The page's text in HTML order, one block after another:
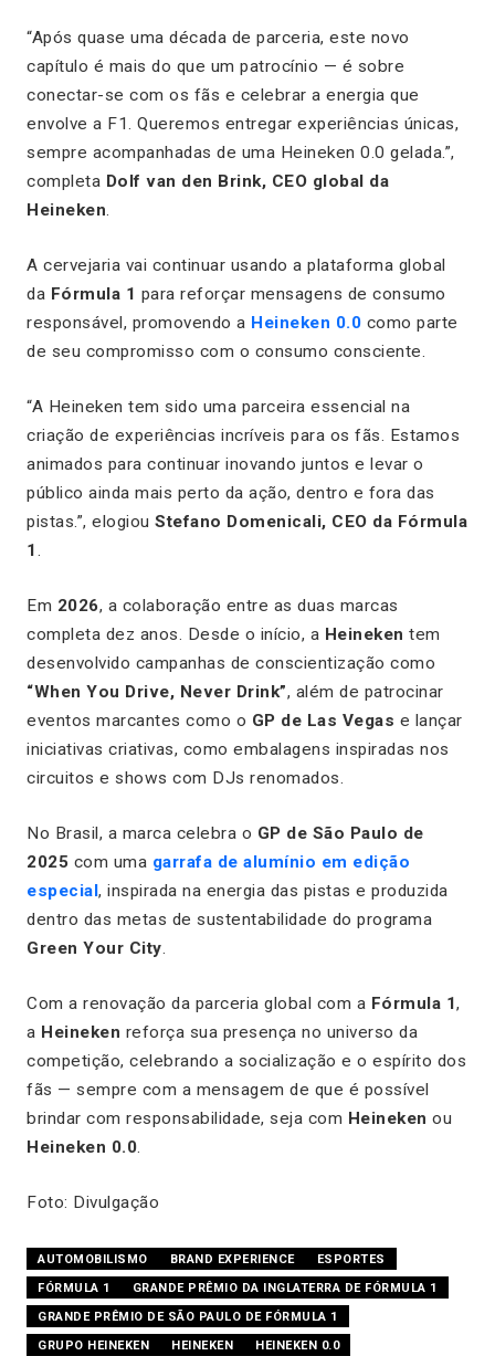
“Após quase uma década de parceria, este novo
capítulo é mais do que um patrocínio — é sobre
conectar-se com os fãs e celebrar a energia que
envolve a F1. Queremos entregar experiências únicas,
sempre acompanhadas de uma Heineken 0.0 gelada.”,
completa Dolf van den Brink, CEO global da
Heineken.
A cervejaria vai continuar usando a plataforma global
da Fórmula 1 para reforçar mensagens de consumo
responsável, promovendo a Heineken 0.0 como parte
de seu compromisso com o consumo consciente.
“A Heineken tem sido uma parceira essencial na
criação de experiências incríveis para os fãs. Estamos
animados para continuar inovando juntos e levar o
público ainda mais perto da ação, dentro e fora das
pistas.”, elogiou Stefano Domenicali, CEO da Fórmula
1.
Em 2026, a colaboração entre as duas marcas
completa dez anos. Desde o início, a Heineken tem
desenvolvido campanhas de conscientização como
“When You Drive, Never Drink”, além de patrocinar
eventos marcantes como o GP de Las Vegas e lançar
iniciativas criativas, como embalagens inspiradas nos
circuitos e shows com DJs renomados.
No Brasil, a marca celebra o GP de São Paulo de
2025 com uma garrafa de alumínio em edição
especial, inspirada na energia das pistas e produzida
dentro das metas de sustentabilidade do programa
Green Your City.
Com a renovação da parceria global com a Fórmula 1,
a Heineken reforça sua presença no universo da
competição, celebrando a socialização e o espírito dos
fãs — sempre com a mensagem de que é possível
brindar com responsabilidade, seja com Heineken ou
Heineken 0.0.
Foto: Divulgação
AUTOMOBILISMO BRAND EXPERIENCE
ESPORTES
FÓRMULA 1
GRANDE PRÊMIO DA INGLATERRA DE FÓRMULA 1
GRANDE PRÊMIO DE SÃO PAULO DE FÓRMULA 1
GRUPO HEINEKEN
HEINEKEN
HEINEKEN 0.0